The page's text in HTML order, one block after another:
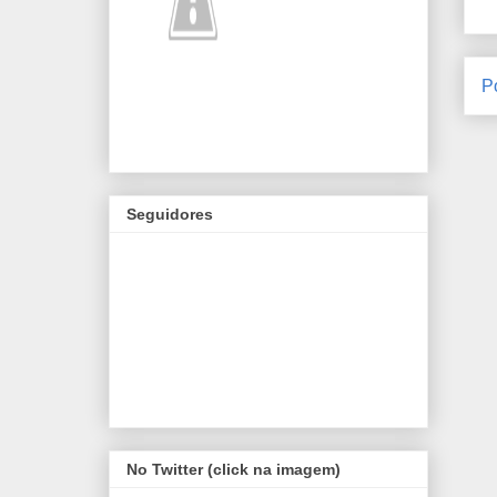
Seguidores
No Twitter (click na imagem)